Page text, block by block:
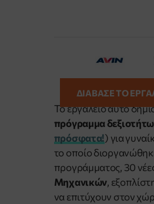
ΔΙΑΒΑΣΕ ΤΟ
Το εργαλείο αυτό
πρόγραμμα
πρόσφατα!) για
το οποίο
προγράμματος, 30
Μηχανικών,
να επιτύχουν στον